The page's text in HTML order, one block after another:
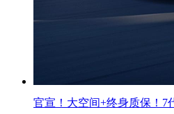
官宣！大空间+终身质保！7